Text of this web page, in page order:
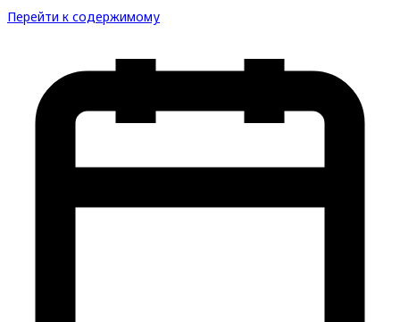
Перейти к содержимому